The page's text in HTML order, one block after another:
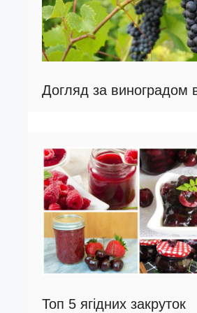
Догляд за виноградом
Топ 5 ягідних закруток